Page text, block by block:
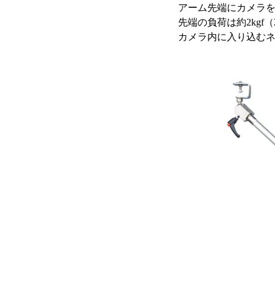
アーム先端にカメラ
先端の負荷は約2kgf
カメラ内に入り込む